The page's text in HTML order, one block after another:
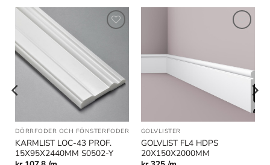
önskelistan
DÖRRFODER OCH FÖNSTERFODER
KARMLIST LOC-43 PROF.
15X95X2440MM S0502-Y
önskelistan
GOLVLISTER
GOLVLIST FL4 HDPS
20X150X2000MM